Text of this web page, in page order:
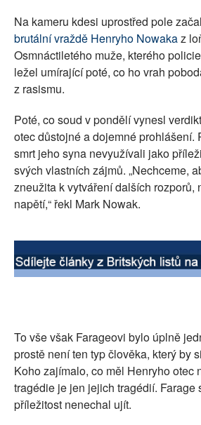
Na kameru kdesi uprostřed pole
brutální vraždě Henryho Nowakaz
Osmnáctiletého muže, kterého
ležel umírající poté, co ho vrah
z rasismu.
Poté, co soud v pondělí vynesl
otec důstojné a dojemné prohlášení.
smrt jeho syna nevyužívali jako
svých vlastních zájmů. „Nechceme,
zneužita k vytváření dalších rozporů,
napětí,“ řekl Mark Nowak.
To vše však Farageovi bylo úplně
prostě není ten typ člověka, který by
Koho zajímalo, co měl Henryho otec
tragédie je jen jejich tragédií. Farage
příležitost nenechal ujít.